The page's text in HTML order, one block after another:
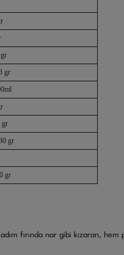
gr
gr
gr
gr
gr
fırında nar gibi kızaran,